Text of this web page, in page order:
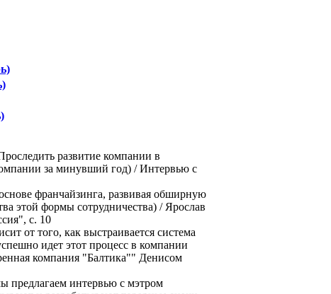
развитие компании в
за минувший год) / Интервью с
франчайзинга, развивая обширную
этой формы сотрудничества) / Ярослав
с. 10
от того, как выстраивается система
идет этот процесс в компании
компания "Балтика"" Денисом
интервью с мэтром